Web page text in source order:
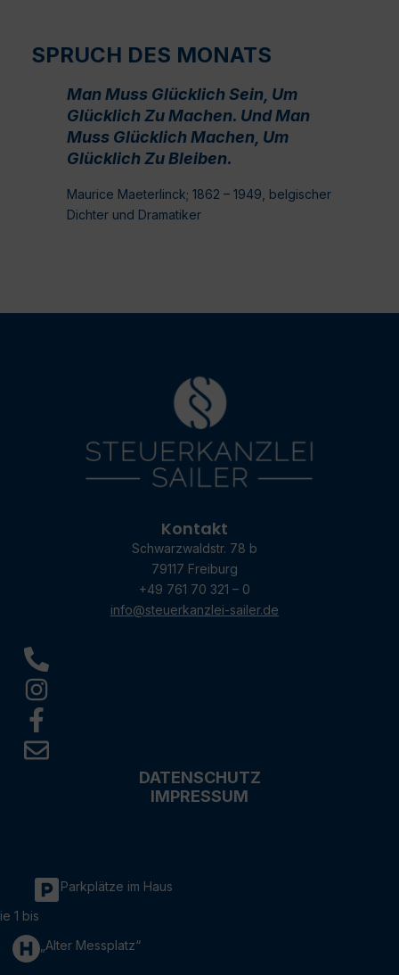
SPRUCH DES MONATS
Man Muss Glücklich Sein, Um
Glücklich Zu Machen. Und Man
Muss Glücklich Machen, Um
Glücklich Zu Bleiben.
Maurice Maeterlinck; 1862 – 1949, belgischer
Dichter und Dramatiker
Kontakt
Schwarzwaldstr. 78 b
79117 Freiburg
+49 761 70 321 – 0
info@steuerkanzlei-sailer.de
DATENSCHUTZ
IMPRESSUM
Parkplätze im Haus
1 bis
„Alter Messplatz“